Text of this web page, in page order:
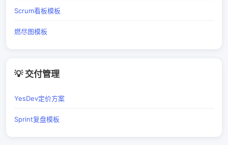
Scrum看板模板
燃尽图模板
💡 交付管理
YesDev定价方案
Sprint复盘模板